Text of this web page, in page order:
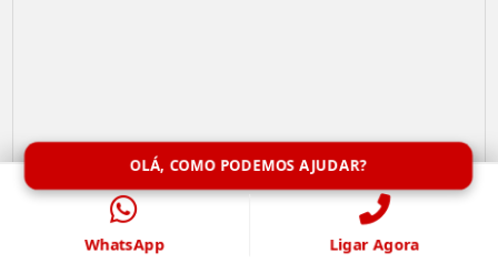
OLÁ, COMO PODEMOS AJUDAR?
WhatsApp Ligar Agora